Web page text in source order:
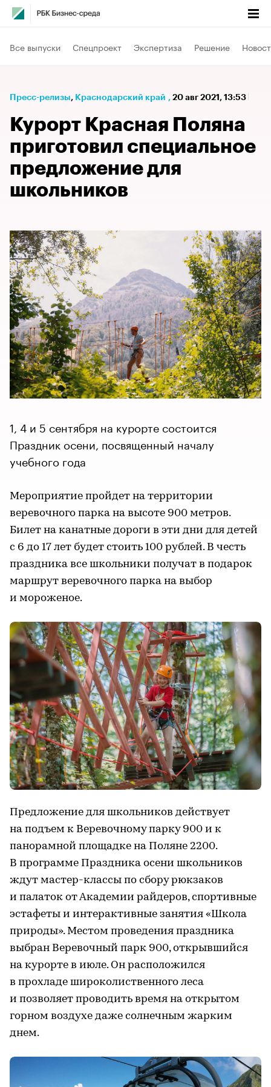
Все выпуски Спецпроект Экспертиза Решение
Пресс-релизы⁠, Краснодарский край , 20 авг 2021, 13:53
Курорт Красная Поляна
приготовил специальное
предложение для
школьников
1, 4 и 5 сентября на курорте состоится
Праздник осени, посвященный началу
учебного года
Мероприятие пройдет на территории
веревочного парка на высоте 900 метров.
Билет на канатные дороги в эти дни для детей
с 6 до 17 лет будет стоить 100 рублей. В честь
праздника все школьники получат в подарок
маршрут веревочного парка на выбор
и мороженое.
Предложение для школьников действует
на подъем к Веревочному парку 900 и к
панорамной площадке на Поляне 2200.
В программе Праздника осени школьников
ждут мастер-классы по сбору рюкзаков
и палаток от Академии райдеров, спортивные
эстафеты и интерактивные занятия «Школа
природы». Местом проведения праздника
выбран Веревочный парк 900, открывшийся
на курорте в июле. Он расположился
в прохладе широколиственного леса
и позволяет проводить время на открытом
горном воздухе даже солнечным жарким
днем.